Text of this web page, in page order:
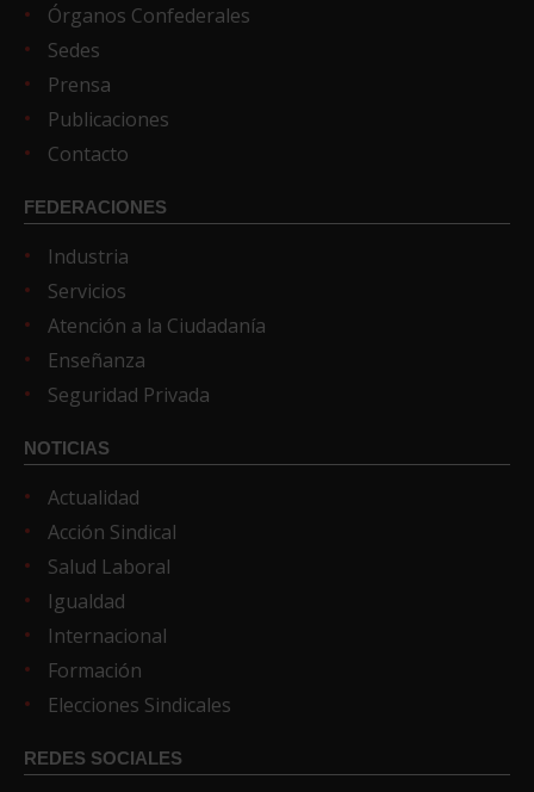
Órganos Confederales
Sedes
Prensa
Publicaciones
Contacto
FEDERACIONES
Industria
Servicios
Atención a la Ciudadanía
Enseñanza
Seguridad Privada
NOTICIAS
Actualidad
Acción Sindical
Salud Laboral
Igualdad
Internacional
Formación
Elecciones Sindicales
REDES SOCIALES